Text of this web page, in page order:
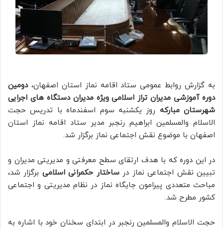
به گزارش روابط عمومی ستاد اقامه نماز استان اصفهان،دومین
دوره آموزشی مدیران تراز اسلامی ویژه مدیران دستگاه های اجرایی
شهرستان مبارکه روز یکشنبه سوم اسفندماه با تدریس حجت
الاسلام والمسلمین ابراهیم رنجبر مدیر ستاد اقامه نماز استان
اصفهان با موضوع نقش اجتماعی نماز برگزار شد.
در این دوره که با هدف ارتقای سطح معرفتی و مدیریتی مدیران و
تبیین نقش اجتماعی نماز درساختار حکمرانی اسلامی برگزار شد،
مباحث متعددی پیرامون جایگاه نماز در نظام مدیریتی و اجتماعی
کشور مطرح شد.
حجت الاسلام والمسلمین رنجبر در ابتدای سخنان خود با اشاره به